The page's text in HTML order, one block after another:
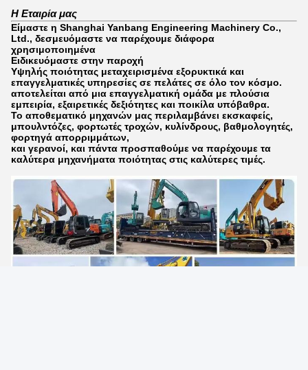
Η Εταιρία μας
Είμαστε η Shanghai Yanbang Engineering Machinery Co.,
Ltd., δεσμευόμαστε να παρέχουμε διάφορα
χρησιμοποιημένα
Ειδικευόμαστε στην παροχή
Υψηλής ποιότητας μεταχειρισμένα εξορυκτικά και
επαγγελματικές υπηρεσίες σε πελάτες σε όλο τον κόσμο.
αποτελείται από μια επαγγελματική ομάδα με πλούσια
εμπειρία, εξαιρετικές δεξιότητες και ποικίλα υπόβαθρα.
Το αποθεματικό μηχανών μας περιλαμβάνει εκσκαφείς,
μπουλντόζες, φορτωτές τροχών, κυλίνδρους, βαθμολογητές,
φορτηγά απορριμμάτων,
και γερανοί, και πάντα προσπαθούμε να παρέχουμε τα
καλύτερα μηχανήματα ποιότητας στις καλύτερες τιμές.